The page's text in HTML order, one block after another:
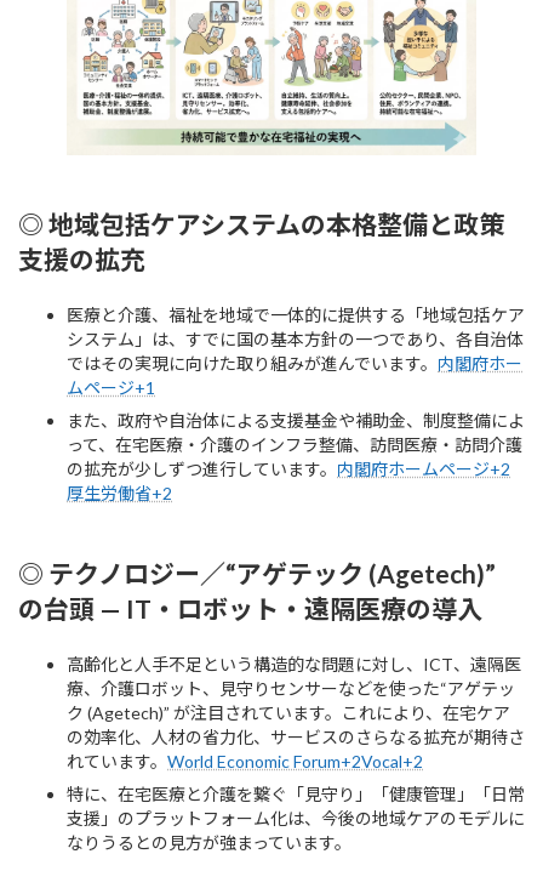
◎ 地域包括ケアシステムの本格整備と政策
支援の拡充
医療と介護、福祉を地域で一体的に提供する「地域包括ケア
システム」は、すでに国の基本方針の一つであり、各自治体
ではその実現に向けた取り組みが進んでいます。 内閣府ホー
ムページ+1
また、政府や自治体による支援基金や補助金、制度整備によ
って、在宅医療・介護のインフラ整備、訪問医療・訪問介護
の拡充が少しずつ進行しています。 内閣府ホームページ+2
厚生労働省+2
◎ テクノロジー／“アゲテック (Agetech)”
の台頭 — IT・ロボット・遠隔医療の導入
高齢化と人手不足という構造的な問題に対し、ICT、遠隔医
療、介護ロボット、見守りセンサーなどを使った“アゲテッ
ク (Agetech)” が注目されています。これにより、在宅ケア
の効率化、人材の省力化、サービスのさらなる拡充が期待さ
れています。 World Economic Forum+2Vocal+2
特に、在宅医療と介護を繋ぐ「見守り」「健康管理」「日常
支援」のプラットフォーム化は、今後の地域ケアのモデルに
なりうるとの見方が強まっています。